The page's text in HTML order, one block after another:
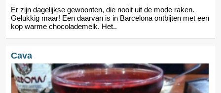
Er zijn dagelijkse gewoonten, die nooit uit de mode raken.
Gelukkig maar! Een daarvan is in Barcelona ontbijten met een
kop warme chocolademelk. Het..
Cava